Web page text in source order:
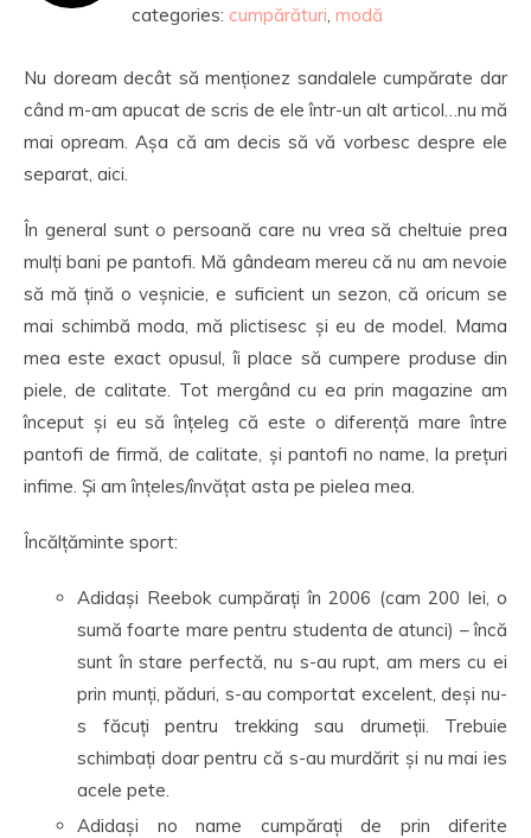
categories: cumpărături, modă
Nu doream decât să menționez sandalele cumpărate dar
când m-am apucat de scris de ele într-un alt articol…nu mă
mai opream. Așa că am decis să vă vorbesc despre ele
separat, aici.
În general sunt o persoană care nu vrea să cheltuie prea
mulți bani pe pantofi. Mă gândeam mereu că nu am nevoie
să mă țină o veșnicie, e suficient un sezon, că oricum se
mai schimbă moda, mă plictisesc și eu de model. Mama
mea este exact opusul, îi place să cumpere produse din
piele, de calitate. Tot mergând cu ea prin magazine am
început și eu să înțeleg că este o diferență mare între
pantofi de firmă, de calitate, și pantofi no name, la prețuri
infime. Și am înțeles/învățat asta pe pielea mea.
Încălțăminte sport:
Adidași Reebok cumpărați în 2006 (cam 200 lei, o
sumă foarte mare pentru studenta de atunci) – încă
sunt în stare perfectă, nu s-au rupt, am mers cu ei
prin munți, păduri, s-au comportat excelent, deși nu-
s făcuți pentru trekking sau drumeții. Trebuie
schimbați doar pentru că s-au murdărit și nu mai ies
acele pete.
Adidași no name cumpărați de prin diferite